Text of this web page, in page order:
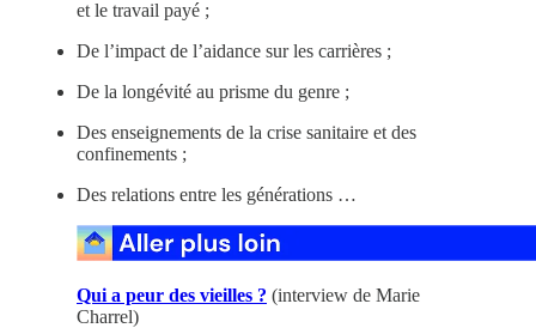
et le travail payé ;
De l’impact de l’aidance sur les carrières ;
De la longévité au prisme du genre ;
Des enseignements de la crise sanitaire et des
confinements ;
Des relations entre les générations …
Qui a peur des vieilles ? (interview de Marie
Charrel)